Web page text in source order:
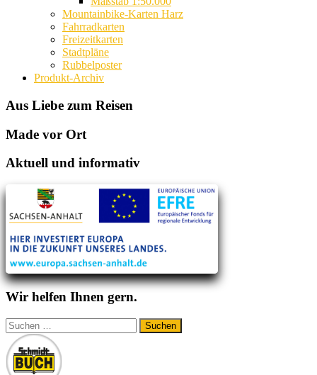
Mountainbike-Karten Harz
Fahrradkarten
Freizeitkarten
Stadtpläne
Rubbelposter
Produkt-Archiv
Aus Liebe zum Reisen
Made vor Ort
Aktuell und informativ
Wir helfen Ihnen gern.
Suchen
nach: